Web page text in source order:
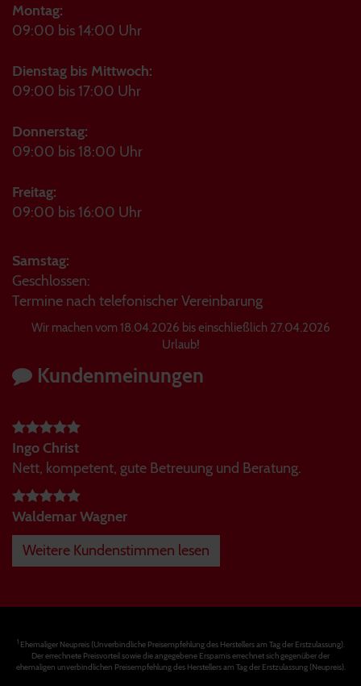
Montag:
09:00 bis 14:00 Uhr
Dienstag bis Mittwoch:
09:00 bis 17:00 Uhr
Donnerstag:
09:00 bis 18:00 Uhr
Freitag:
09:00 bis 16:00 Uhr
Samstag:
Geschlossen:
Termine nach telefonischer Vereinbarung
Wir machen vom 18.04.2026 bis einschließlich 27.04.2026
Urlaub!
Kundenmeinungen
Ingo Christ
Nett, kompetent, gute Betreuung und Beratung.
Waldemar Wagner
Weitere Kundenstimmen lesen
1Ehemaliger Neupreis (Unverbindliche Preisempfehlung des Herstellers am Tag der Erstzulassung).
Der errechnete Preisvorteil sowie die angegebene Ersparnis errechnet sich gegenüber der
ehemaligen unverbindlichen Preisempfehlung des Herstellers am Tag der Erstzulassung (Neupreis).